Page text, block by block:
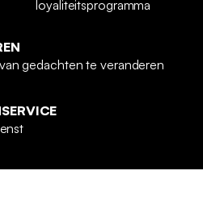
loyaliteitsprogramma
gedachten te veranderen